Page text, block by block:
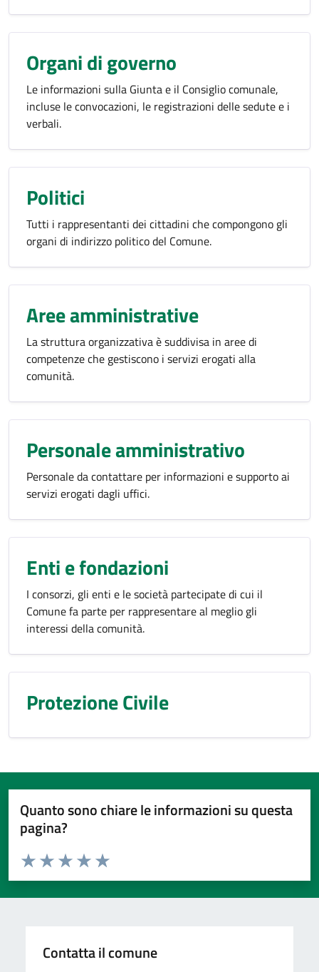
Organi di governo
Le informazioni sulla Giunta e il Consiglio comunale,
incluse le convocazioni, le registrazioni delle sedute e i
verbali.
Politici
Tutti i rappresentanti dei cittadini che compongono gli
organi di indirizzo politico del Comune.
Aree amministrative
La struttura organizzativa è suddivisa in aree di
competenze che gestiscono i servizi erogati alla
comunità.
Personale amministrativo
Personale da contattare per informazioni e supporto ai
servizi erogati dagli uffici.
Enti e fondazioni
I consorzi, gli enti e le società partecipate di cui il
Comune fa parte per rappresentare al meglio gli
interessi della comunità.
Protezione Civile
Quanto sono chiare le informazioni su questa
pagina?
Valuta da 1 a 5 stelle la pagina
Valuta 5 stelle su 5
Valuta 4 stelle su 5
Valuta 3 stelle su 5
Valuta 2 stelle su 5
Valuta 1 stelle su 5
Contatta il comune